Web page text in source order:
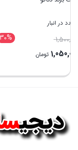
8 عدد در انبار
1,500,000
اصلی
بود.
1,050,000
بستن